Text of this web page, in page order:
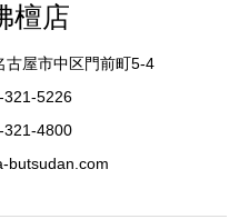
檀店
屋市中区門前町5-4
321-5226
321-4800
butsudan.com